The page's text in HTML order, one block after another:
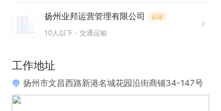
薪资福利
-多跑多得，-月收入10000+
上货车
-夏季公司提供防暑降温用品，长途司机可提供洗漱包
扬州业邦运营管理有限公司 认证
10人以下 交通运输
工作地址
扬州市文昌西路新港名城花园沿街商铺34-147号